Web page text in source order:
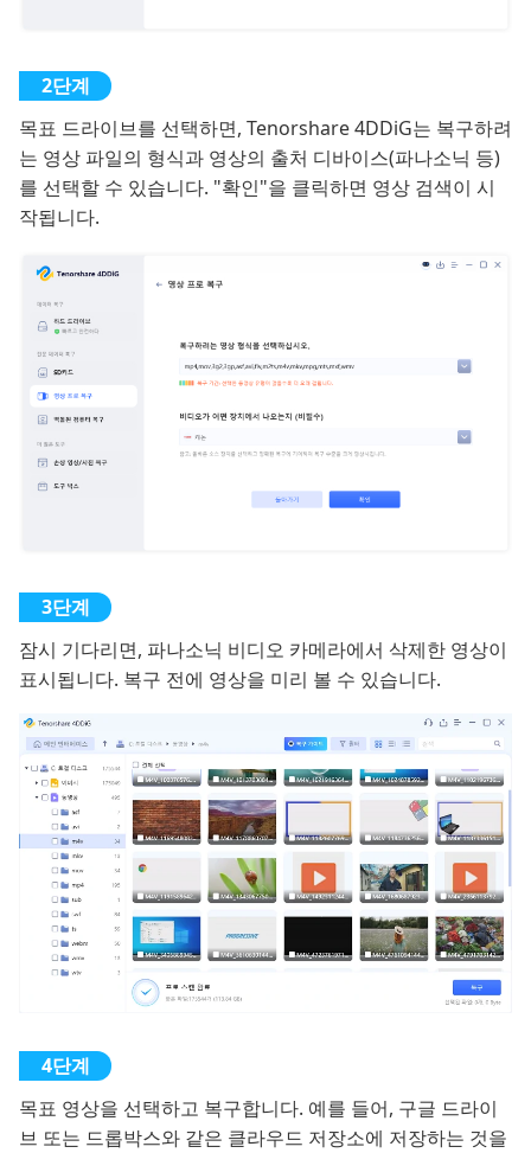
목표 드라이브를 선택하면, Tenorshare 4DDiG는 복구하려
는 영상 파일의 형식과 영상의 출처 디바이스(파나소닉 등)
를 선택할 수 있습니다. "확인"을 클릭하면 영상 검색이 시
작됩니다.
잠시 기다리면, 파나소닉 비디오 카메라에서 삭제한 영상이
표시됩니다. 복구 전에 영상을 미리 볼 수 있습니다.
목표 영상을 선택하고 복구합니다. 예를 들어, 구글 드라이
브 또는 드롭박스와 같은 클라우드 저장소에 저장하는 것을